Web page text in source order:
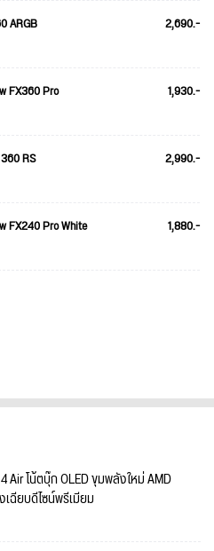
ARGB 2,690.-
FX360 Pro 1,930.-
RS 2,990.-
FX240 Pro White 1,880.-
Air โน้ตบุ๊ก OLED ขุมพลังใหม่ AMD
เฉียบดีไซน์พรีเมียม